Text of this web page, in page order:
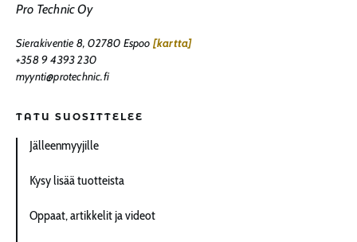
Pro Technic Oy
Sierakiventie 8, 02780 Espoo [kartta]
+358 9 4393 230
myynti@protechnic.fi
TATU SUOSITTELEE
Jälleenmyyjille
Kysy lisää tuotteista
Oppaat, artikkelit ja videot